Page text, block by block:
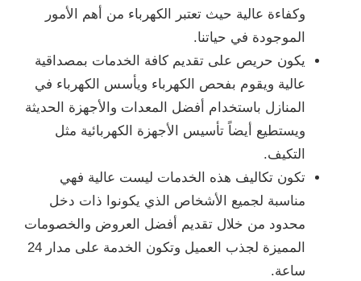
وكفاءة عالية حيث تعتبر الكهرباء من أهم الأمور
الموجودة في حياتنا.
يكون حريص على تقديم كافة الخدمات بمصداقية
عالية ويقوم بفحص الكهرباء ويأسس الكهرباء في
المنازل باستخدام أفضل المعدات والأجهزة الحديثة
ويستطيع أيضاً تأسيس الأجهزة الكهربائية مثل
التكيف.
تكون تكاليف هذه الخدمات ليست عالية فهي
مناسبة لجميع الأشخاص الذي يكونوا ذات دخل
محدود من خلال تقديم أفضل العروض والخصومات
المميزة لجذب العميل وتكون الخدمة على مدار 24
ساعة.